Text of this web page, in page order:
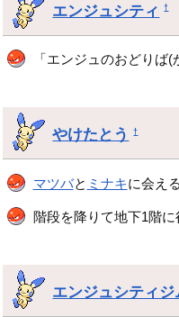
エンジュシティ †
「エンジュのおどりば
やけたとう †
マツバと ミナキに会え
階段を降りて地下1階に
エンジュシティジ